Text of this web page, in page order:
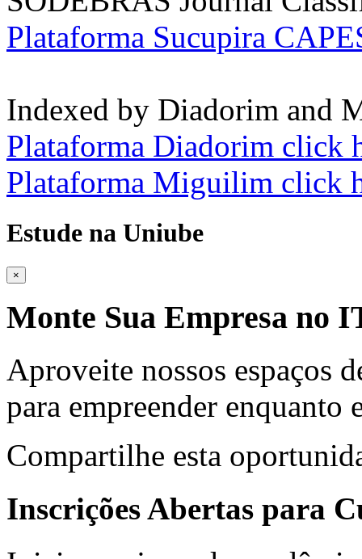
Plataforma Sucupira
Indexed by Diadorim and
Plataforma Diadorim click
Plataforma Miguilim click
Estude na Uniube
×
Monte Sua Empresa no
Aproveite nossos espaços
para empreender enquanto
Compartilhe esta
Inscrições Abertas para